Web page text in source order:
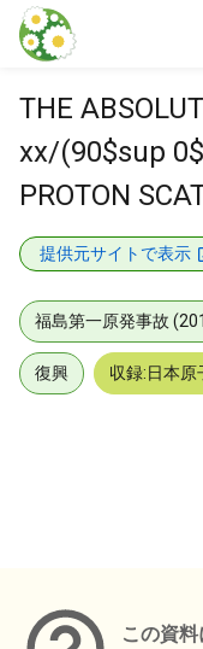
本文に飛ぶ
THE
xx/(90$sup
PROTON
提供元サイトで表示
福島第一原発事故
復興 収録:日本
この資